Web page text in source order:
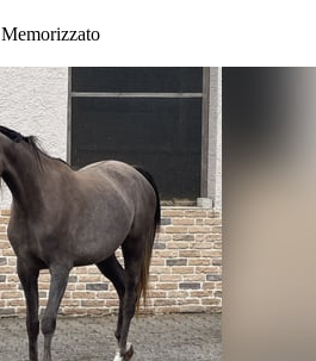
Memorizzato